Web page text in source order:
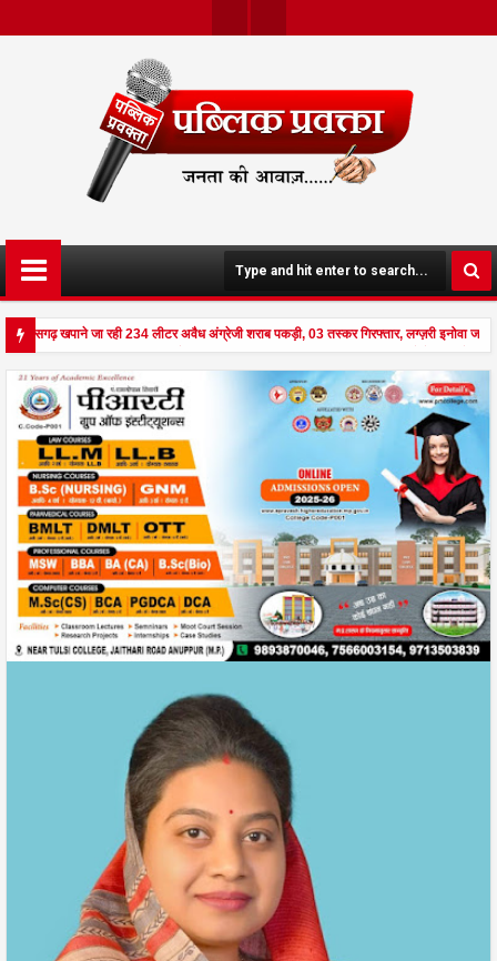
Ter
Boo
K
खपाने जा रही 234 लीटर अवैध अंग्रेजी शराब पकड़ी, 03 तस्कर गिरफ्तार, लग्ज़री इनोवा
दहला अनूपपुर - घर पर किसान व नौकरानी का मिला रक्तरंजित शव, पत्नी गंभीर घायल में मेडिकल रेफर